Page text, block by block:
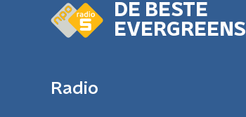
DE BESTE
EVERGREENS
Radio